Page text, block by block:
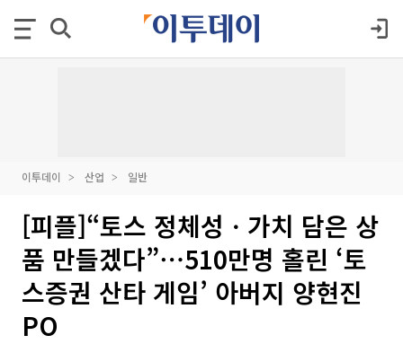
이투데이 산업 일반
[피플]“토스 정체성ㆍ가치 담은 상
품 만들겠다”⋯510만명 홀린 ‘토
스증권 산타 게임’ 아버지 양현진
PO